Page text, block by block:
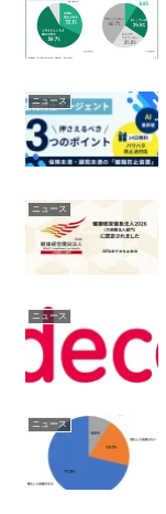
ニュース
ニュース
ニュース
ニュース